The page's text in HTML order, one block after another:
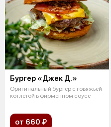
Бургер «Джек Д.»
Оригинальный бургер с говяжьей
котлетой в фирменном соусе
от 660 ₽